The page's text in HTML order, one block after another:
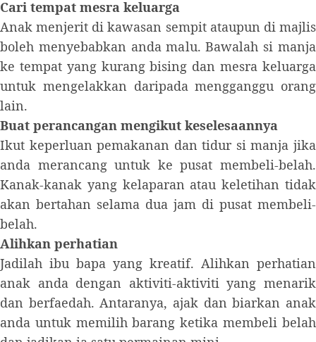
Cari tempat mesra keluarga
Anak menjerit di kawasan sempit ataupun di majlis
boleh menyebabkan anda malu. Bawalah si manja
ke tempat yang kurang bising dan mesra keluarga
untuk mengelakkan daripada mengganggu orang
lain.
Buat perancangan mengikut keselesaannya
Ikut keperluan pemakanan dan tidur si manja jika
anda merancang untuk ke pusat membeli-belah.
Kanak-kanak yang kelaparan atau keletihan tidak
akan bertahan selama dua jam di pusat membeli-
belah.
Alihkan perhatian
Jadilah ibu bapa yang kreatif. Alihkan perhatian
anak anda dengan aktiviti-aktiviti yang menarik
dan berfaedah. Antaranya, ajak dan biarkan anak
anda untuk memilih barang ketika membeli belah